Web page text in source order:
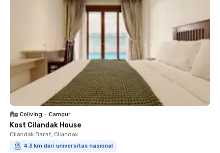
Coliving • Campur
Kost Cilandak House
Cilandak Barat, Cilandak
4.3 km dari universitas nasional